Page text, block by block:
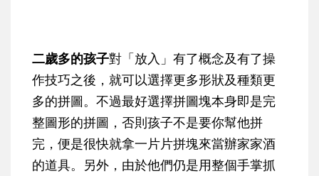
二歲多的孩子對「放入」有了概念及有了操
作技巧之後，就可以選擇更多形狀及種類更
多的拼圖。不過最好選擇拼圖塊本身即是完
整圖形的拼圖，否則孩子不是要你幫他拼
完，便是很快就拿一片片拼塊來當辦家家酒
的道具。另外，由於他們仍是用整個手掌抓